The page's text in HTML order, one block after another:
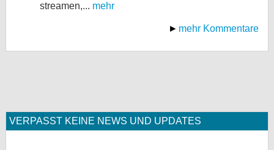
streamen,... mehr
mehr Kommentare
VERPASST KEINE NEWS UND UPDATES